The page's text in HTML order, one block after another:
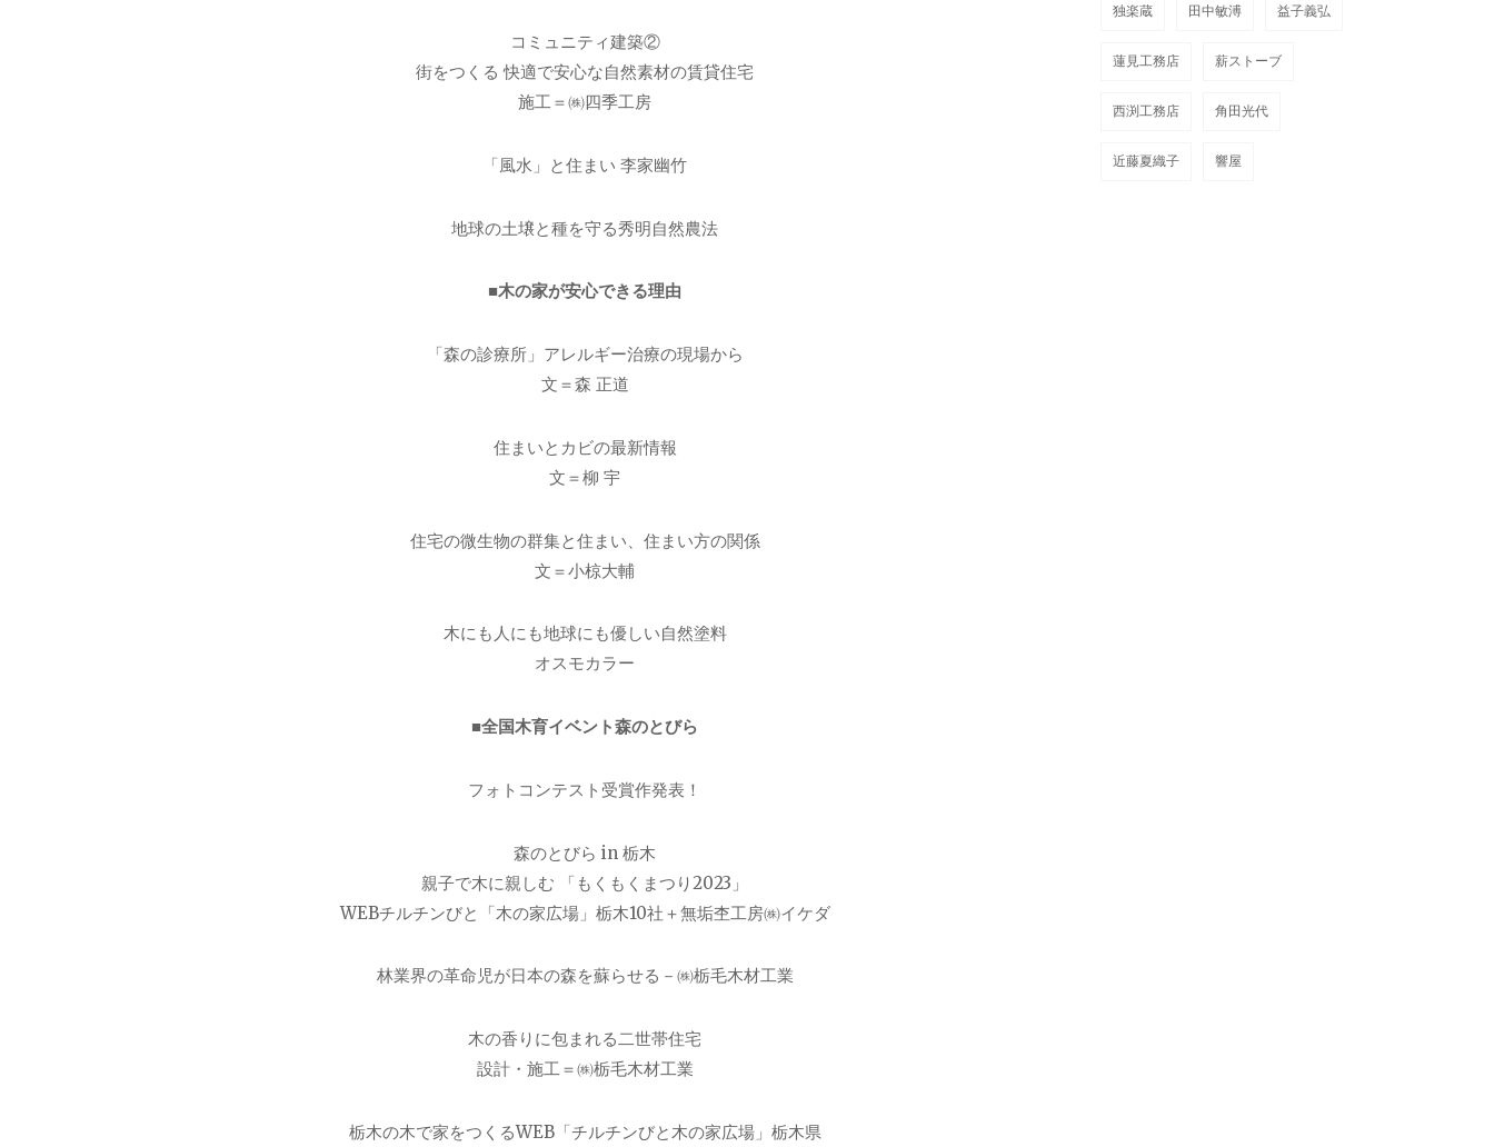
コミュニティ建築②
街をつくる 快適で安心な自然素材の賃貸住宅
施工＝㈱四季工房
「風水」と住まい 李家幽竹
地球の土壌と種を守る秀明自然農法
■木の家が安心できる理由
「森の診療所」アレルギー治療の現場から
文＝森 正道
住まいとカビの最新情報
文＝柳 宇
住宅の微生物の群集と住まい、住まい方の関係
文＝小椋大輔
木にも人にも地球にも優しい自然塗料
オスモカラー
■全国木育イベント森のとびら
フォトコンテスト受賞作発表！
森のとびら in 栃木
親子で木に親しむ 「もくもくまつり2023」
WEBチルチンびと「木の家広場」栃木10社＋無垢杢工房㈱イケダ
林業界の革命児が日本の森を蘇らせる－㈱栃毛木材工業
木の香りに包まれる二世帯住宅
設計・施工＝㈱栃毛木材工業
栃木の木で家をつくるWEB「チルチンびと木の家広場」栃木県
独楽蔵 田中敏溥 益子義弘
蓮見工務店 薪ストーブ
西渕工務店 角田光代
近藤夏織子 響屋